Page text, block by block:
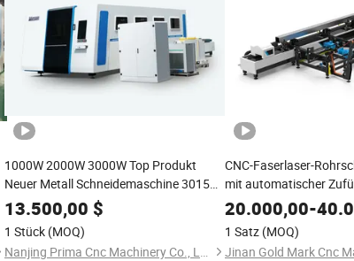
1000W 2000W 3000W Top Produkt
Neuer Metall Schneidemaschine 3015
1000W CNC Faserlaser
Schneidemaschine
13.500,00 $
1 Stück (MOQ)
Nanjing Prima Cnc Machinery Co., Ltd.
CNC-Faserlaser-
mit automatischer
automatisches
Kohlenstoffstahl,
Eisen und Metall-
20.000,00-
1 Satz (MOQ)